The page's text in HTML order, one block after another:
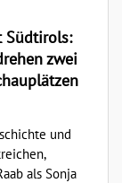
Südtirols:
zwei
und
als Sonja